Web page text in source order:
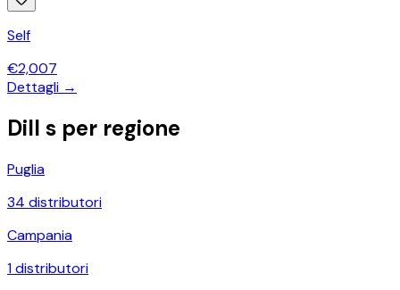
Self
€2,007
Dettagli →
Dill s per regione
Puglia
34 distributori
Campania
1distributori